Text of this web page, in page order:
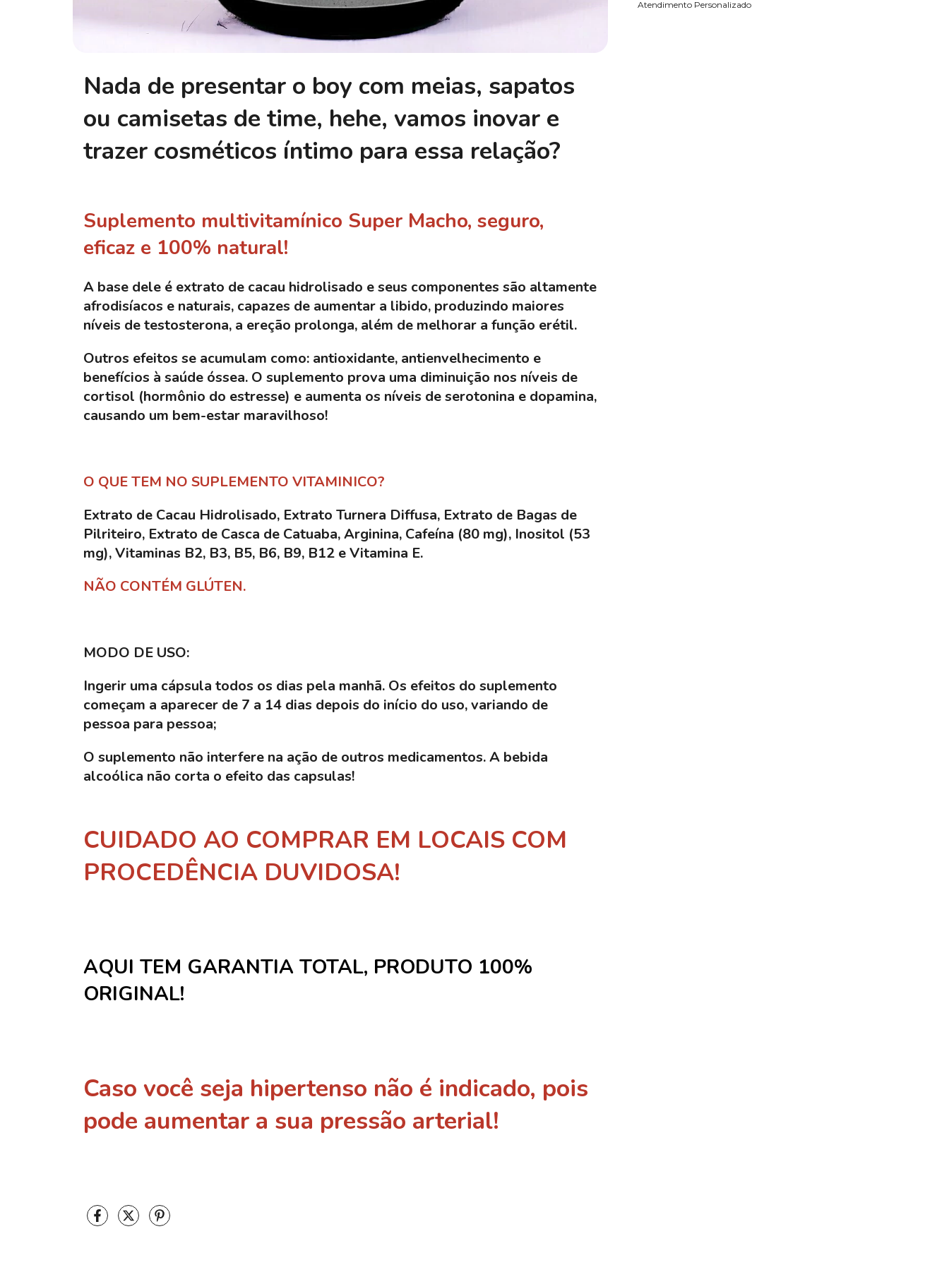
Nada de presentar o boy com meias, sapatos
ou camisetas de time, hehe, vamos inovar e
trazer cosméticos íntimo para essa relação?
Suplemento multivitamínico Super Macho, seguro,
eficaz e 100% natural!
A base dele é extrato de cacau hidrolisado e seus componentes são altamente
afrodisíacos e naturais, capazes de aumentar a libido, produzindo maiores
níveis de testosterona, a ereção prolonga, além de melhorar a função erétil.
Outros efeitos se acumulam como: antioxidante, antienvelhecimento e
benefícios à saúde óssea. O suplemento prova uma diminuição nos níveis de
cortisol (hormônio do estresse) e aumenta os níveis de serotonina e dopamina,
causando um bem-estar maravilhoso!
O QUE TEM NO SUPLEMENTO VITAMINICO?
Extrato de Cacau Hidrolisado, Extrato Turnera Diffusa, Extrato de Bagas de
Pilriteiro, Extrato de Casca de Catuaba, Arginina, Cafeína (80 mg), Inositol (53
mg), Vitaminas B2, B3, B5, B6, B9, B12 e Vitamina E.
NÃO CONTÉM GLÚTEN.
MODO DE USO:
Ingerir uma cápsula todos os dias pela manhã. Os efeitos do suplemento
começam a aparecer de 7 a 14 dias depois do início do uso, variando de
pessoa para pessoa;
O suplemento não interfere na ação de outros medicamentos. A bebida
alcoólica não corta o efeito das capsulas!
CUIDADO AO COMPRAR EM LOCAIS COM
PROCEDÊNCIA DUVIDOSA!
AQUI TEM GARANTIA TOTAL, PRODUTO 100%
ORIGINAL!
Caso você seja hipertenso não é indicado, pois
pode aumentar a sua pressão arterial!
Atendimento Personalizado